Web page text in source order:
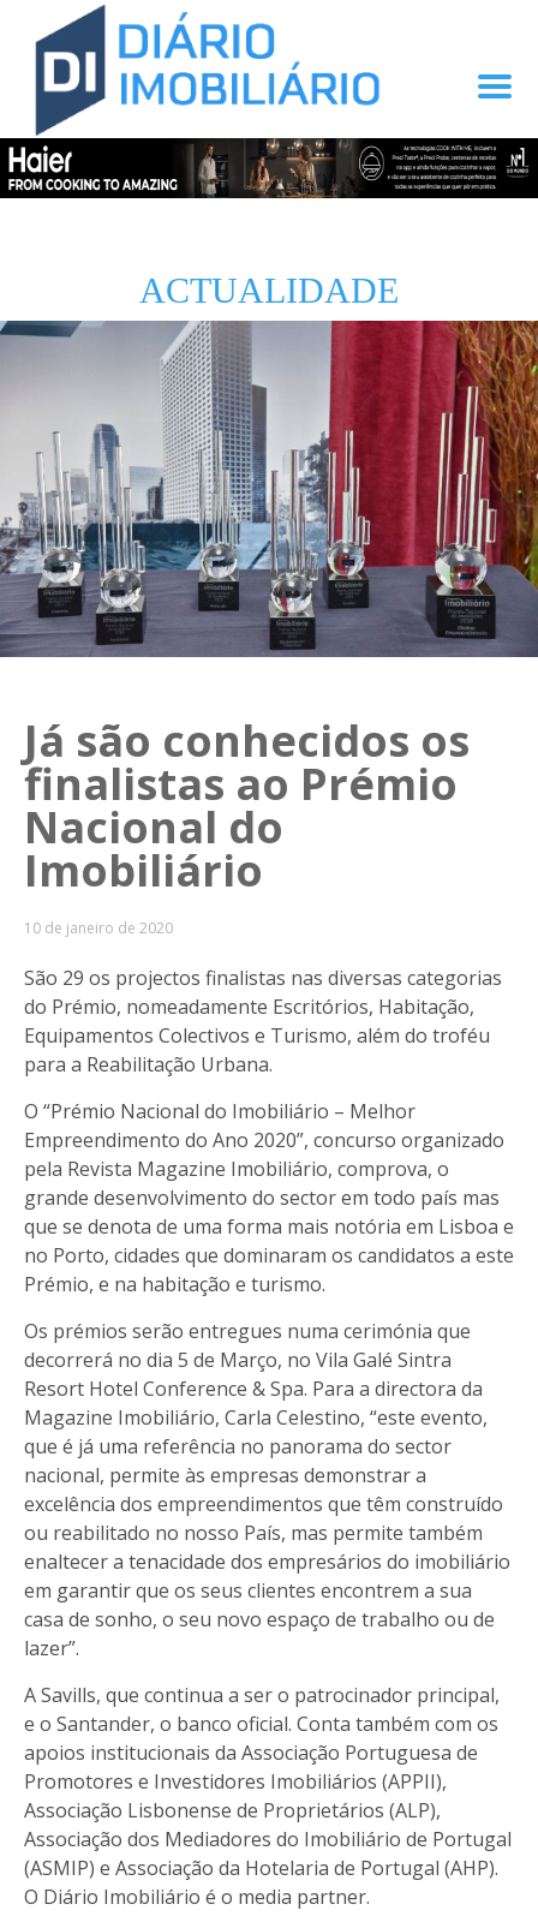
ACTUALIDADE
Já são conhecidos os
finalistas ao Prémio
Nacional do
Imobiliário
10 de janeiro de 2020
São 29 os projectos finalistas nas diversas categorias
do Prémio, nomeadamente Escritórios, Habitação,
Equipamentos Colectivos e Turismo, além do troféu
para a Reabilitação Urbana.
O “Prémio Nacional do Imobiliário – Melhor
Empreendimento do Ano 2020”, concurso organizado
pela Revista Magazine Imobiliário, comprova, o
grande desenvolvimento do sector em todo país mas
que se denota de uma forma mais notória em Lisboa e
no Porto, cidades que dominaram os candidatos a este
Prémio, e na habitação e turismo.
Os prémios serão entregues numa cerimónia que
decorrerá no dia 5 de Março, no Vila Galé Sintra
Resort Hotel Conference & Spa. Para a directora da
Magazine Imobiliário, Carla Celestino, “este evento,
que é já uma referência no panorama do sector
nacional, permite às empresas demonstrar a
excelência dos empreendimentos que têm construído
ou reabilitado no nosso País, mas permite também
enaltecer a tenacidade dos empresários do imobiliário
em garantir que os seus clientes encontrem a sua
casa de sonho, o seu novo espaço de trabalho ou de
lazer”.
A Savills, que continua a ser o patrocinador principal,
e o Santander, o banco oficial. Conta também com os
apoios institucionais da Associação Portuguesa de
Promotores e Investidores Imobiliários (APPII),
Associação Lisbonense de Proprietários (ALP),
Associação dos Mediadores do Imobiliário de Portugal
(ASMIP) e Associação da Hotelaria de Portugal (AHP).
O Diário Imobiliário é o media partner.